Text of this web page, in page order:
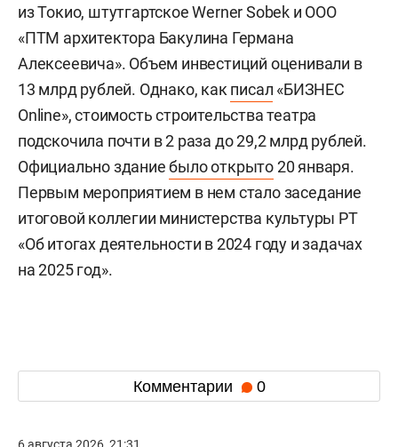
из Токио, штутгартское Werner Sobek и ООО
«ПТМ архитектора Бакулина Германа
Алексеевича». Объем инвестиций оценивали в
13 млрд рублей. Однако, какписал «БИЗНЕС
Online», стоимость строительства театра
подскочила почти в 2 раза до 29,2 млрд рублей.
Официально зданиебыло открыто20 января.
Первым мероприятием в нем стало заседание
итоговой коллегии министерства культуры РТ
«Об итогах деятельности в 2024 году и задачах
на 2025 год».
Комментарии 0